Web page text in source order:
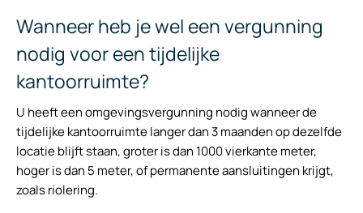
Wanneer heb je wel een vergunning
nodig voor een tijdelijke
kantoorruimte?
U heeft een omgevingsvergunning nodig wanneer de
tijdelijke kantoorruimte langer dan 3 maanden op dezelfde
locatie blijft staan, groter is dan 1000 vierkante meter,
hoger is dan 5 meter, of permanente aansluitingen krijgt,
zoals riolering.